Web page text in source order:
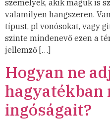
személyek, akik maguk is
valamilyen hangszeren.
típust, pl vonósokat, vagy
szinte mindenevő ezen a
jellemző […]
Hogyan ne
hagyatékban
ingóságait?